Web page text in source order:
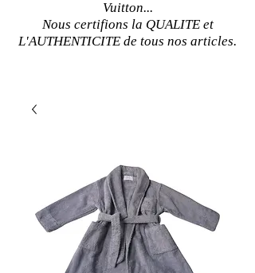
Vuitton...
Nous certifions la QUALITE et
L'AUTHENTICITE de tous nos articles.